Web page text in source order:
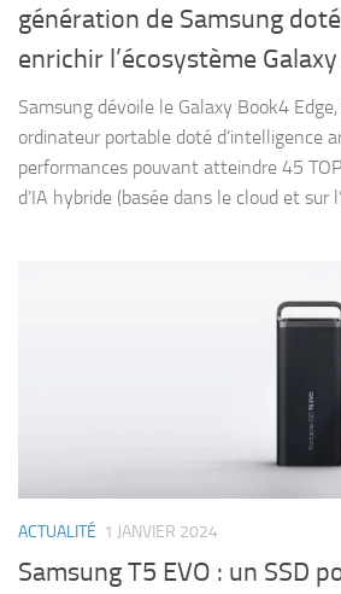
génération de Samsung
enrichir l’écosystème Galaxy
Samsung dévoile le Galaxy Book4
ordinateur portable doté d’intelligence
performances pouvant atteindre 45
d’IA hybride (basée dans le cloud et sur
ACTUALITÉ 1 JANVIER 2024
Samsung T5 EVO : un SSD